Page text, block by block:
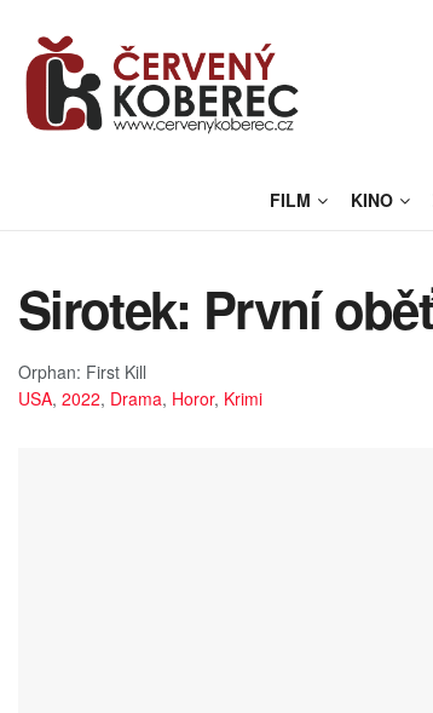
FILM KINO
Sirotek: První
Orphan: First Kill
USA, 2022, Drama, Horor, Krimi